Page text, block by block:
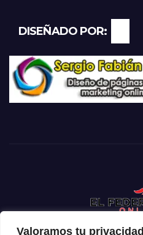
Valoramos tu privacidad
DISEÑADO POR: